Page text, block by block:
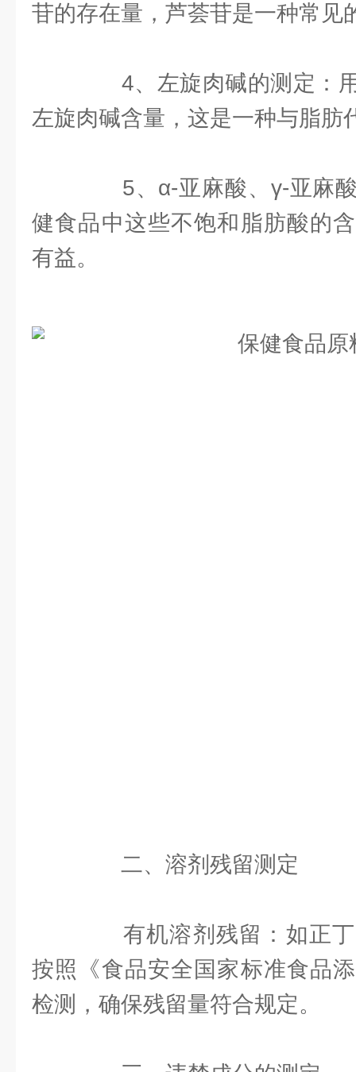
苷的存在量，芦荟苷是一种常见
4、左旋肉碱的测定：用
左旋肉碱含量，这是一种与脂肪
5、α-亚麻酸、γ-亚麻酸
健食品中这些不饱和脂肪酸的
有益。
二、溶剂残留测定
有机溶剂残留：如正丁
按照《食品安全国家标准食品
检测，确保残留量符合规定。